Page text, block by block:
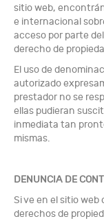
sitio web,
e internacional
acceso por parte
derecho de
El uso de
autorizado
prestador no se
ellas pudieran
inmediata tan
mismas.
DENUNCIA DE
Si ve en el sitio
derechos de